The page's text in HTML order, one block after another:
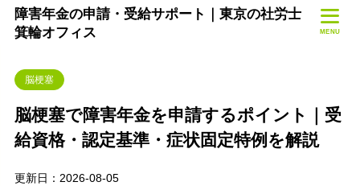
障害年金の申請・受給サポート｜東京の社労士
箕輪オフィス
MENU
脳梗塞
脳梗塞で障害年金を申請するポイント｜受
給資格・認定基準・症状固定特例を解説
更新日：2026-08-05